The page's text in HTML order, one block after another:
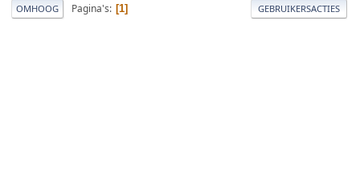
OMHOOG Pagina's 1 GEBRUIKERSACTIES